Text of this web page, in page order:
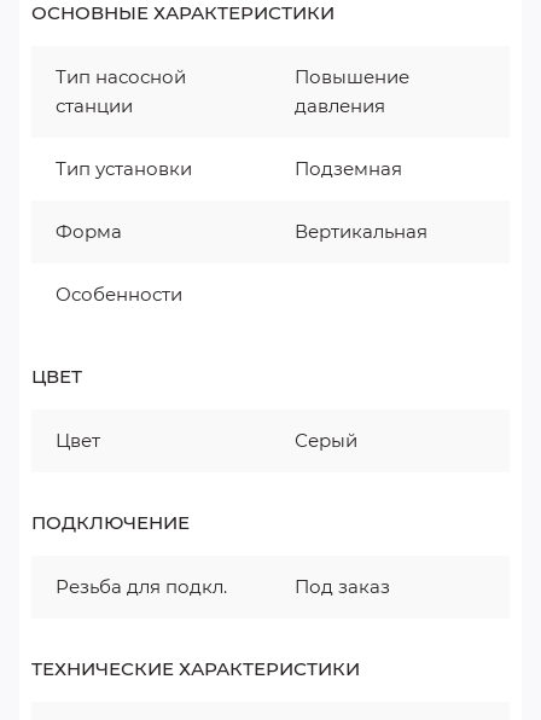
ОСНОВНЫЕ ХАРАКТЕРИСТИКИ
Тип насосной
станции
Повышение
давления
Тип установки Подземная
Форма Вертикальная
Особенности
ЦВЕТ
Цвет Серый
ПОДКЛЮЧЕНИЕ
Резьба для подкл. Под заказ
ТЕХНИЧЕСКИЕ ХАРАКТЕРИСТИКИ